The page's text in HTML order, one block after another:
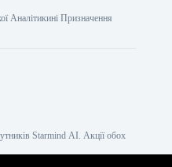
Аналітикині Призначення
Starmind AI. Акції обох